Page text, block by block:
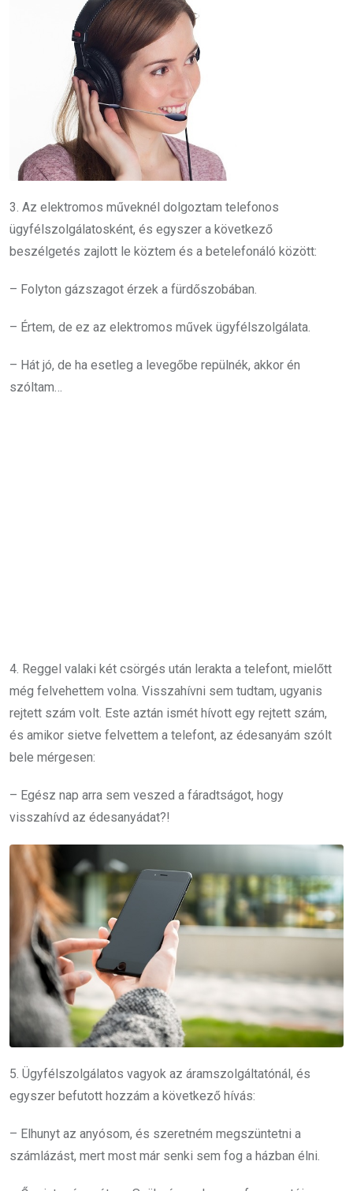
3. Az elektromos műveknél dolgoztam telefonos
ügyfélszolgálatosként, és egyszer a következő
beszélgetés zajlott le köztem és a betelefonáló között:
– Folyton gázszagot érzek a fürdőszobában.
– Értem, de ez az elektromos művek ügyfélszolgálata.
– Hát jó, de ha esetleg a levegőbe repülnék, akkor én
szóltam…
4. Reggel valaki két csörgés után lerakta a telefont, mielőtt
még felvehettem volna. Visszahívni sem tudtam, ugyanis
rejtett szám volt. Este aztán ismét hívott egy rejtett szám,
és amikor sietve felvettem a telefont, az édesanyám szólt
bele mérgesen:
– Egész nap arra sem veszed a fáradtságot, hogy
visszahívd az édesanyádat?!
5. Ügyfélszolgálatos vagyok az áramszolgáltatónál, és
egyszer befutott hozzám a következő hívás:
– Elhunyt az anyósom, és szeretném megszüntetni a
számlázást, mert most már senki sem fog a házban élni.